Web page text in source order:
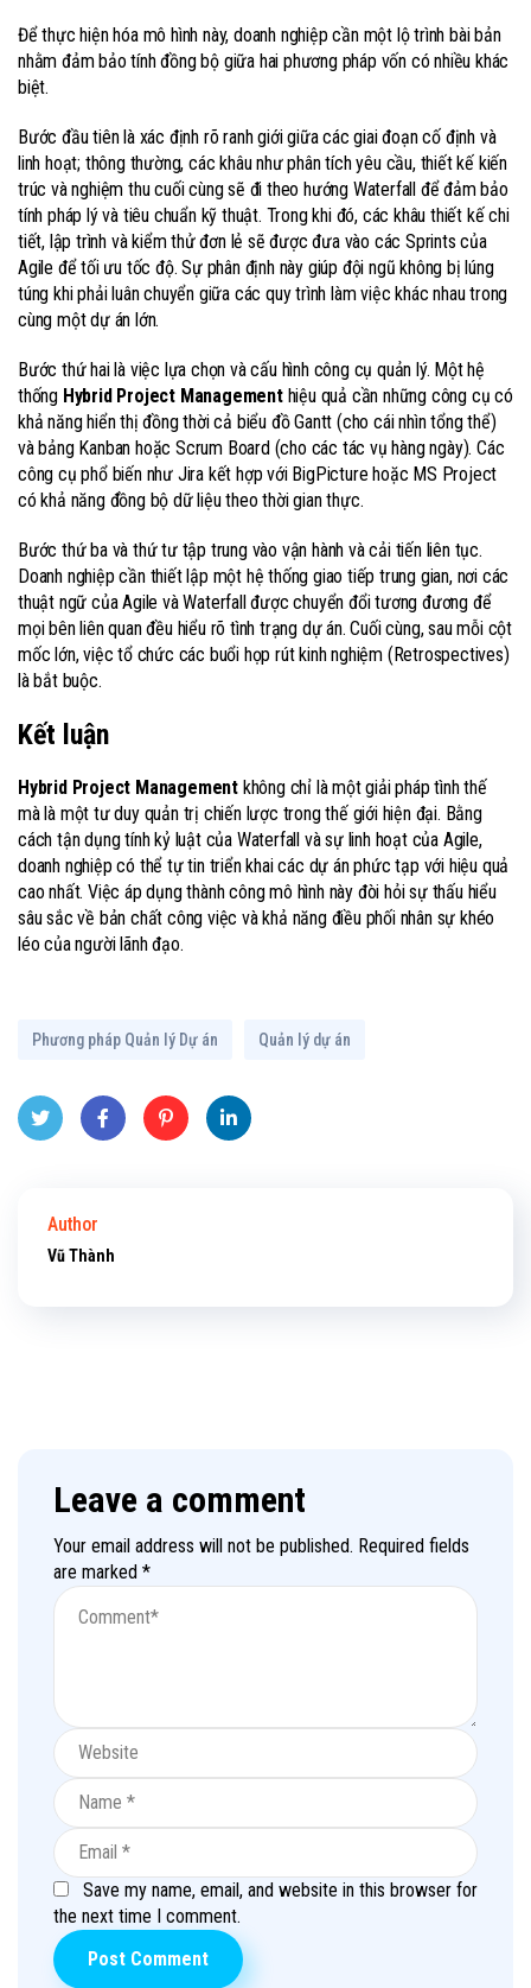
Để thực hiện hóa mô hình này, doanh nghiệp cần một lộ trình bài bản
nhằm đảm bảo tính đồng bộ giữa hai phương pháp vốn có nhiều khác
biệt.
Bước đầu tiên là xác định rõ ranh giới giữa các giai đoạn cố định và
linh hoạt; thông thường, các khâu như phân tích yêu cầu, thiết kế kiến
trúc và nghiệm thu cuối cùng sẽ đi theo hướng Waterfall để đảm bảo
tính pháp lý và tiêu chuẩn kỹ thuật. Trong khi đó, các khâu thiết kế chi
tiết, lập trình và kiểm thử đơn lẻ sẽ được đưa vào các Sprints của
Agile để tối ưu tốc độ. Sự phân định này giúp đội ngũ không bị lúng
túng khi phải luân chuyển giữa các quy trình làm việc khác nhau trong
cùng một dự án lớn.
Bước thứ hai là việc lựa chọn và cấu hình công cụ quản lý. Một hệ
thống Hybrid Project Managementhiệu quả cần những công cụ có
khả năng hiển thị đồng thời cả biểu đồ Gantt (cho cái nhìn tổng thể)
và bảng Kanban hoặc Scrum Board (cho các tác vụ hàng ngày). Các
công cụ phổ biến như Jira kết hợp với BigPicture hoặc MS Project
có khả năng đồng bộ dữ liệu theo thời gian thực.
Bước thứ ba và thứ tư tập trung vào vận hành và cải tiến liên tục.
Doanh nghiệp cần thiết lập một hệ thống giao tiếp trung gian, nơi các
thuật ngữ của Agile và Waterfall được chuyển đổi tương đương để
mọi bên liên quan đều hiểu rõ tình trạng dự án. Cuối cùng, sau mỗi cột
mốc lớn, việc tổ chức các buổi họp rút kinh nghiệm (Retrospectives)
là bắt buộc.
Kết luận
Hybrid Project Management không chỉ là một giải pháp tình thế
mà là một tư duy quản trị chiến lược trong thế giới hiện đại. Bằng
cách tận dụng tính kỷ luật của Waterfall và sự linh hoạt của Agile,
doanh nghiệp có thể tự tin triển khai các dự án phức tạp với hiệu quả
cao nhất. Việc áp dụng thành công mô hình này đòi hỏi sự thấu hiểu
sâu sắc về bản chất công việc và khả năng điều phối nhân sự khéo
léo của người lãnh đạo.
Phương pháp Quản lý Dự án Quản lý dự án
Author
Vũ Thành
Leave a comment
Your email address will not be published. Required fields
are marked *
Save my name, email, and website in this browser for
the next time I comment.